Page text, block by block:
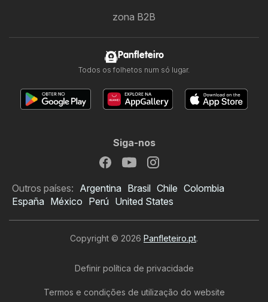
zona B2B
Panfleteiro
Todos os folhetos num só lugar.
Siga-nos
Outros países: Argentina Brasil Chile Colombia
España México Perú United States
Copyright © 2026 Panfleteiro.pt.
Definir política de privacidade
Termos e condições de utilização do website